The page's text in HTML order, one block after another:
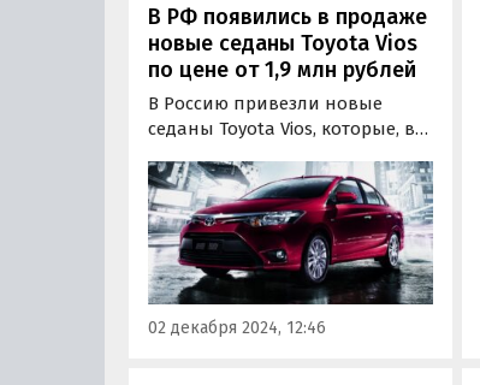
В РФ появились в продаже
новые седаны Toyota Vios
по цене от 1,9 млн рублей
В Россию привезли новые
седаны Toyota Vios, которые, в
неприхотливости, за рубежом
часто используются в такси.
Цены на них на классифайдах
в начале декабря стартуют от 1
879 777 рублей, пишут
«Автоновости дня».
02 декабря 2024, 12:46